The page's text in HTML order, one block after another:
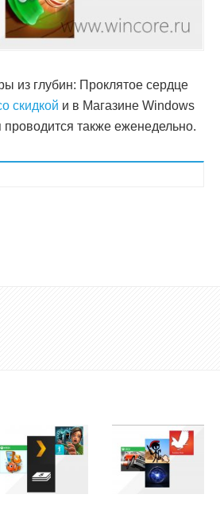
из глубин: Проклятое сердце
скидкой и в Магазине Windows
проводится также еженедельно.